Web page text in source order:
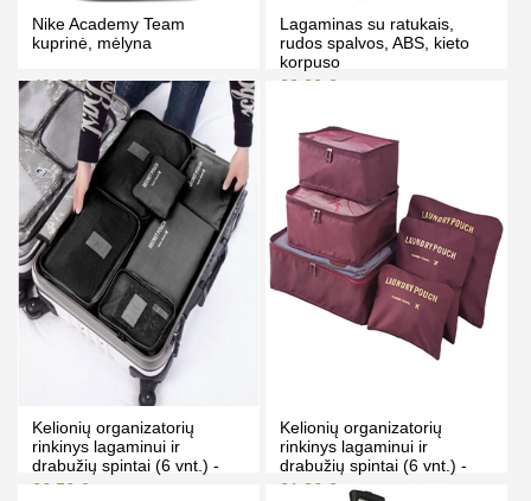
Nike Academy Team
kuprinė, mėlyna
49.00 €
Kaina prisijungus
54.00 €
PIRKTI
Lagaminas su ratukais,
rudos spalvos, ABS, kieto
korpuso
89.00 €
PIRKTI
Kelionių organizatorių
rinkinys lagaminui ir
drabužių spintai (6 vnt.) -
juodas
30.50 €
Kelionių organizatorių
rinkinys lagaminui ir
drabužių spintai (6 vnt.) -
bordo spalvos
31.00 € 42.00 €